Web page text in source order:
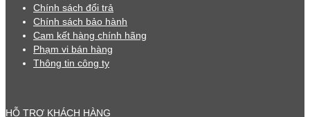
Chính sách đổi trả
Chính sách bảo hành
Cam kết hàng chính hãng
Phạm vi bán hàng
Thông tin công ty
HỖ TRỢ KHÁCH HÀNG